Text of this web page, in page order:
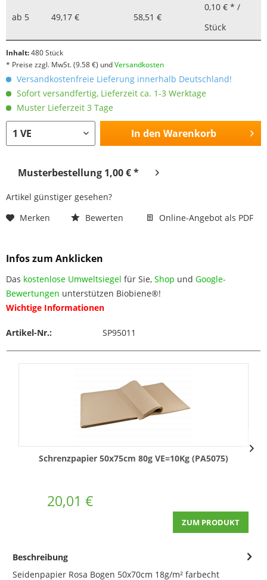
ab 5 49,17 € 58,51 €
0,10 € * /
Stück
Inhalt:480 Stück
* Preise zzgl. MwSt.(9.58 €) undVersandkosten
Versandkostenfreie Lieferung innerhalb Deutschland!
Sofort versandfertig, Lieferzeit ca. 1-3 Werktage
Muster Lieferzeit 3 Tage
In den Warenkorb
Musterbestellung 1,00 € *
Artikel günstiger gesehen?
Merken
Bewerten Online-Angebot als PDF
Infos zum Anklicken
Das kostenlose Umweltsiegel für Sie, Shop und Google-
Bewertungen unterstützen Biobiene®!
Wichtige Informationen
Artikel-Nr.: SP95011
Schrenzpapier 50x75cm 80g VE=10Kg (PA5075)
20,01 €
ZUM PRODUKT
Beschreibung
Seidenpapier Rosa Bogen 50x70cm 18g/m² farbecht